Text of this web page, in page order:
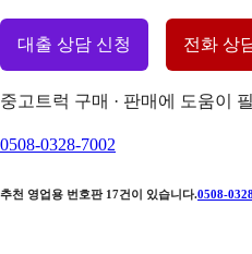
대출 상담 신청 전화 상
중고트럭 구매 · 판매에 도움이
0508-0328-7002
추천 영업용 번호판 17건이 있습니다.0508-